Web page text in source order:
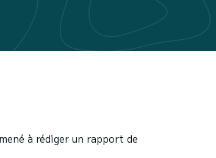
à rédiger un rapport de